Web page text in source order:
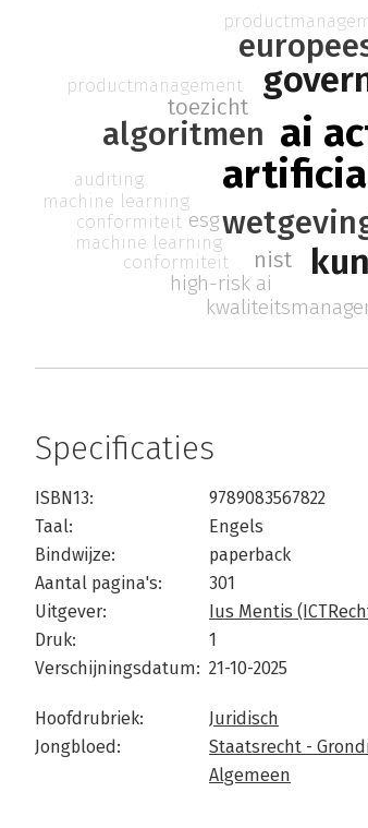
ai
algoritmen
nist
toezicht
esg
high-risk ai
conformiteit
machine learning
productmanagement
conformiteit
machine learning
auditing
Specificaties
ISBN13:
9789083567822
Taal:
Engels
Bindwijze:
paperback
Aantal pagina's:
301
Uitgever:
Ius Mentis
Druk:
1
Verschijningsdatum: 21-10-2025
Hoofdrubriek:
Juridisch
Jongbloed:
Staatsrecht -
Algemeen